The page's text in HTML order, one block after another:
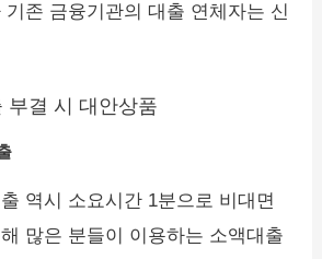
존 금융기관의 대출 연체자는 신
부결 시 대안상품
역시 소요시간 1분으로 비대면
많은 분들이 이용하는 소액대출